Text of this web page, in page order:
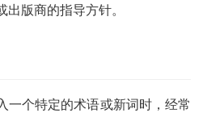
版商的指导方针。
一个特定的术语或新词时，经常